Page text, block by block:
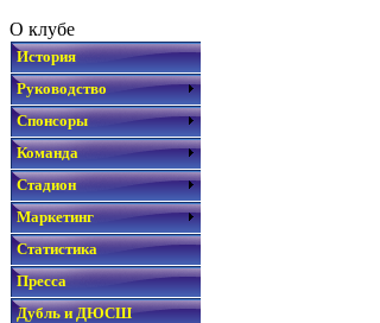
О клубе
История
Руководство
Спонсоры
Команда
Стадион
Маркетинг
Статистика
Пресса
Дубль и ДЮСШ